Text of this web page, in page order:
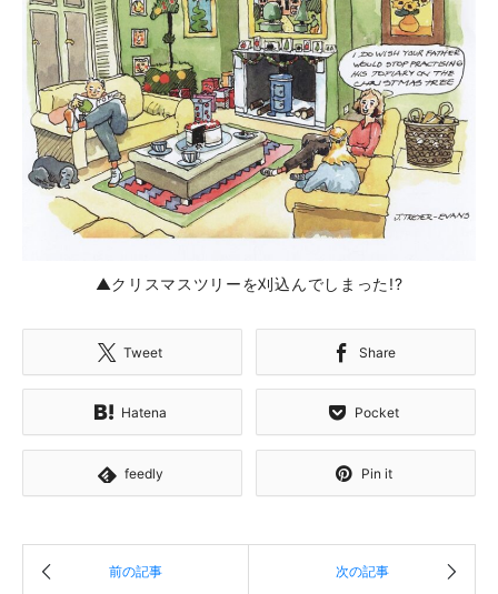
▲クリスマスツリーを刈込んでしまった!?
Tweet Share
Hatena Pocket
feedly Pin it